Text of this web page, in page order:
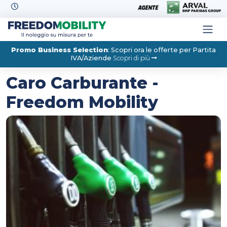
Skip to content
Promo Business Selection: Scopri ora le offerte per Partita
IVA/Aziende Scopri di più
Caro Carburante -
Freedom Mobility